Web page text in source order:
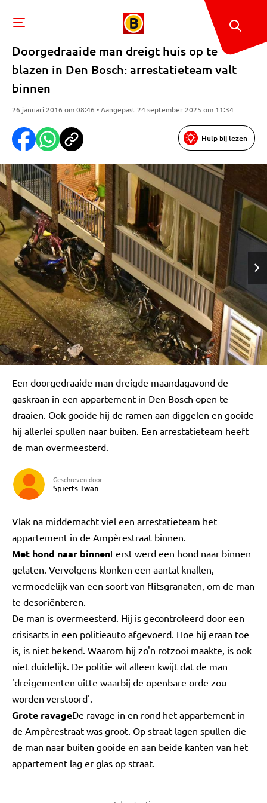
Doorgedraaide man dreigt huis op te
blazen in Den Bosch: arrestatieteam valt
binnen
26 januari 2016 om 08:46 • Aangepast 24 september 2025 om 11:34
Hulp bij lezen
Een doorgedraaide man dreigde maandagavond de
gaskraan in een appartement in Den Bosch open te
draaien. Ook gooide hij de ramen aan diggelen en gooide
hij allerlei spullen naar buiten. Een arrestatieteam heeft
de man overmeesterd.
Geschreven door
Spierts Twan
Vlak na middernacht viel een arrestatieteam het
appartement in de Ampèrestraat binnen.
Met hond naar binnenEerst werd een hond naar binnen
gelaten. Vervolgens klonken een aantal knallen,
vermoedelijk van een soort van flitsgranaten, om de man
te desoriënteren.
De man is overmeesterd. Hij is gecontroleerd door een
crisisarts in een politieauto afgevoerd. Hoe hij eraan toe
is, is niet bekend. Waarom hij zo'n rotzooi maakte, is ook
niet duidelijk. De politie wil alleen kwijt dat de man
'dreigementen uitte waarbij de openbare orde zou
worden verstoord'.
Grote ravageDe ravage in en rond het appartement in
de Ampèrestraat was groot. Op straat lagen spullen die
de man naar buiten gooide en aan beide kanten van het
appartement lag er glas op straat.